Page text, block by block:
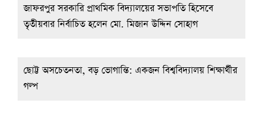
জাফরপুর সরকারি প্রাথমিক বিদ্যালয়ের সভাপতি হিসেবে
তৃতীয়বার নির্বাচিত হলেন মো. মিজান উদ্দিন সোহাগ
ছোট্ট অসচেতনতা, বড় ভোগান্তি: একজন বিশ্ববিদ্যালয় শিক্ষার্থীর
গল্প